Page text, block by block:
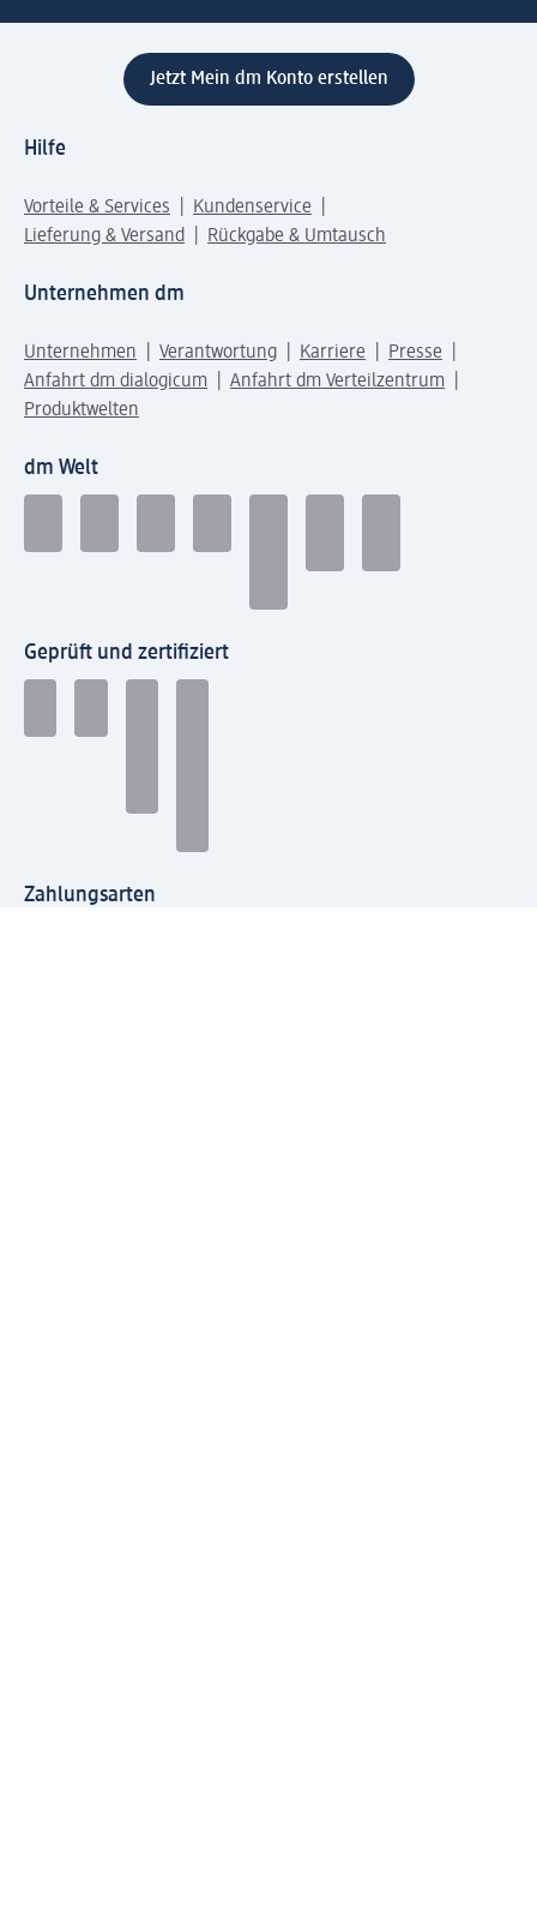
Jetzt Mein dm Konto erstellen
Hilfe
Vorteile & Services
Kundenservice
Lieferung & Versand
Rückgabe & Umtausch
Unternehmen dm
Unternehmen Verantwortung Karriere
Presse
Anfahrt dm dialogicum
Anfahrt dm Verteilzentrum
Produktwelten
dm Welt
Geprüft und zertifiziert
Zahlungsarten